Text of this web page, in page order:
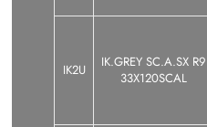
IK2U
IK.GREY SC.A.SX R9
33X120SCAL